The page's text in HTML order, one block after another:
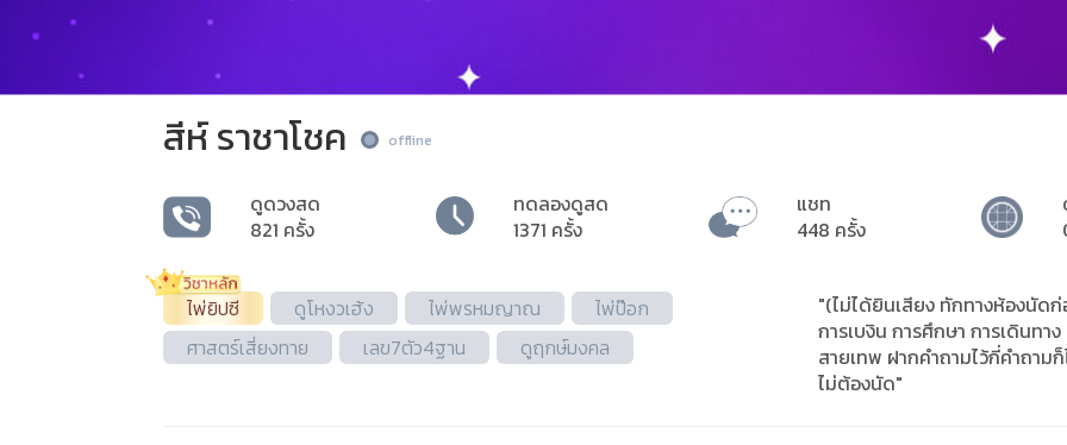
สีห์ ราชาโชค offline
ดูดวงสด
821 ครั้ง
ทดลองดูสด
1371 ครั้ง
แชท
448 ครั้ง
ไพ่ยิปซี ดูโหงวเฮ้ง ไพ่พรหมญาณ
ไพ่ป๊อก
ศาสตร์เสี่ยงทาย
เลข7ตัว4ฐาน ดูฤกษ์มงคล
"(ไม่ได้ยินเสียง ทักทางห้องนัด
การเบงิน การศึกษา การเดินท
สายเทพ ฝากคำถามไว้กี่คำถาม
ไม่ต้องนัด"